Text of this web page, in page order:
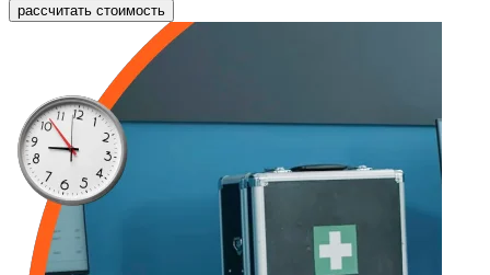
рассчитать стоимость